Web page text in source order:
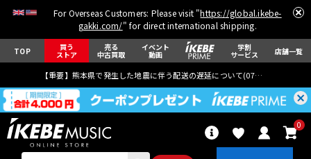
For Overseas Customers: Please visit "https://global.ikebe-
gakki.com/" for direct international shipping.
TOP 買う
ストア
売る
中古買取
イベント
動画
学割
サービス 店舗一覧
【重要】熊本県で発生した地震に伴う配送の遅延について(07月29日
0